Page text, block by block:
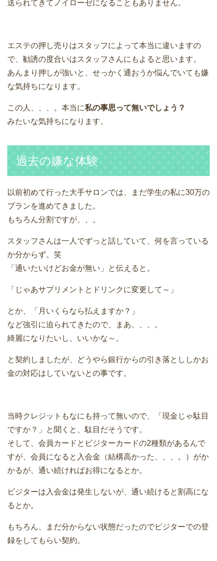
送られてきてノイローゼになることもありません。
エステの押し売りはスタッフによって本当に違いますの
で、勧誘の度合いはスタッフさんにもよると思います。
あんまり押しが強いと、せっかく通おうか悩んでいても嫌
な気持ちになります。
この人、、、。本当に私の事思って無いでしょう？
みたいな気持ちになります。
過去の嫌な体験
以前初めて行った大手サロンでは、まだ学生の私に30万の
プランを進めてきました。
もちろん分割ですが、、。
スタッフさんは一人でずっと話していて、何を言っている
か分からず。笑
「通いたいけどお金が無い」と伝えると。
「じゃあサプリメントとドリンクに変更して～」
とか、「月いくらなら払えますか？」
など強引に迫られてきたので、まあ、、、。
綺麗になりたいし、いいかな～。
と契約しましたが、どうやら銀行からの引き落とししかお
金の対応はしていないとの事です。
当時クレジットもなにも持って無いので、「現金じゃ駄目
ですか？」と聞くと、駄目だそうです。
そして、会員カードとビジターカードの2種類があるんで
すが、会員になると入会金（結構高かった、、、。）がか
かるが、通い続ければお得になるとか。
ビジターは入会金は発生しないが、通い続けると割高にな
るとか。
もちろん、まだ分からない状態だったのでビジターでの登
録をしてもらい契約。